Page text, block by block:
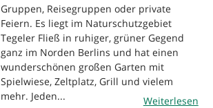
Gruppen, Reisegruppen oder private
Feiern. Es liegt im Naturschutzgebiet
Tegeler Fließ in ruhiger, grüner Gegend
ganz im Norden Berlins und hat einen
wunderschönen großen Garten mit
Spielwiese, Zeltplatz, Grill und vielem
mehr. Jeden...
Weiterlesen